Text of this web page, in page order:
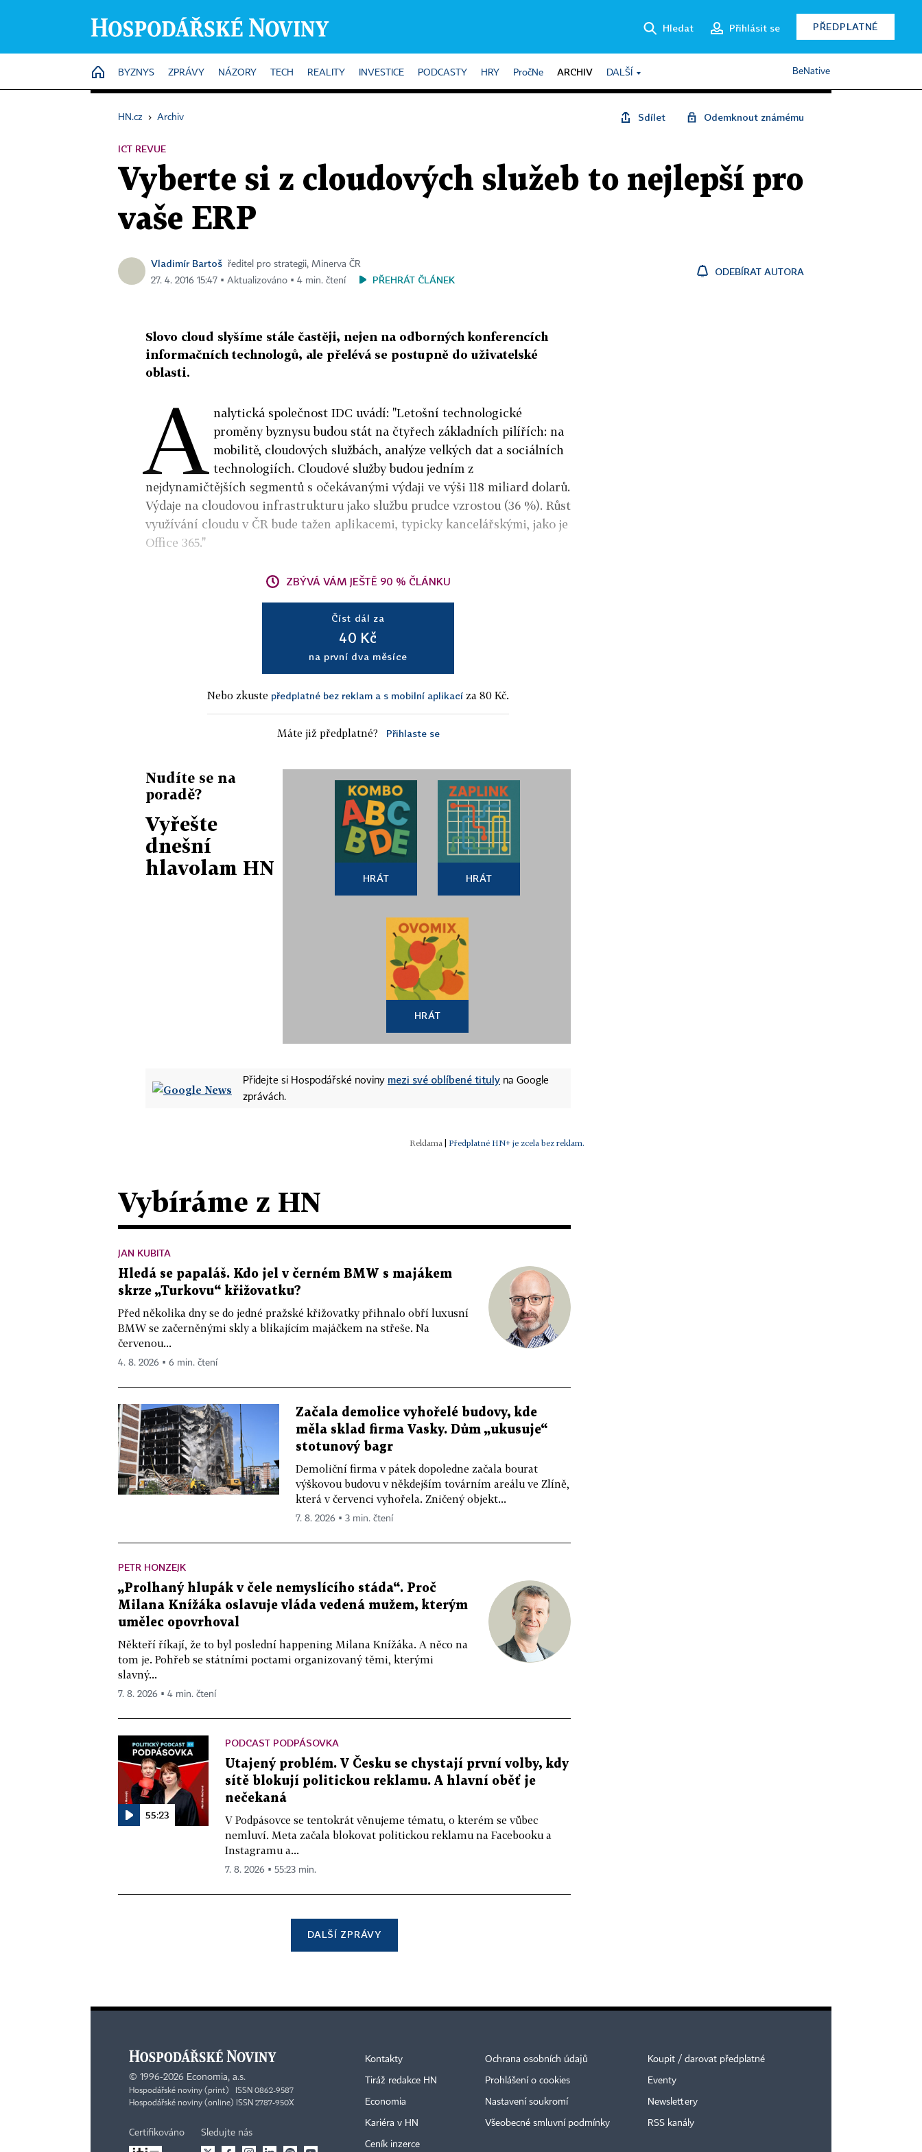
Hledat Přihlásit se PŘEDPLATNÉ
HOME
BYZNYS ZPRÁVY NÁZORY TECH REALITY INVESTICE PODCASTY HRY PročNe ARCHIV DALŠÍ BeNative
HN.cz › Archiv Sdílet Odemknout známému
ICT REVUE
Vyberte si z cloudových služeb to nejlepší pro
vaše ERP
Vladimír Bartoš
ředitel pro strategii, Minerva ČR
27. 4. 2016 15:47 ▪ Aktualizováno ▪ 4 min. čtení
PŘEHRÁT ČLÁNEK
ODEBÍRAT AUTORA
Slovo cloud slyšíme stále častěji, nejen na odborných konferencích
informačních technologů, ale přelévá se postupně do uživatelské
oblasti.
A nalytická společnost IDC uvádí: "Letošní technologické
proměny byznysu budou stát na čtyřech základních pilířích: na
mobilitě, cloudových službách, analýze velkých dat a sociálních
technologiích. Cloudové služby budou jedním z
nejdynamičtějších segmentů s očekávanými výdaji ve výši 118 miliard dolarů.
Výdaje na cloudovou infrastrukturu jako službu prudce vzrostou (36 %). Růst
využívání cloudu v ČR bude tažen aplikacemi, typicky kancelářskými, jako je
Office 365."
ZBÝVÁ VÁM JEŠTĚ 90 % ČLÁNKU
Číst dál za
40 Kč
na první dva měsíce
Nebo zkuste předplatné bez reklam a s mobilní aplikací za 80 Kč.
Máte již předplatné? Přihlaste se
Nudíte se na
poradě?
Vyřešte
dnešní
hlavolam HN
HRÁT HRÁT
HRÁT
Přidejte si Hospodářské noviny mezi své oblíbené tituly na Google
zprávách.
Předplatné HN+ je zcela bez reklam.
Vybíráme z HN
JAN KUBITA
Hledá se papaláš. Kdo jel v černém BMW s majákem
skrze „Turkovu“ křižovatku?
Před několika dny se do jedné pražské křižovatky přihnalo obří luxusní
BMW se začerněnými skly a blikajícím majáčkem na střeše. Na
červenou...
4. 8. 2026 ▪ 6 min. čtení
Začala demolice vyhořelé budovy, kde
měla sklad firma Vasky. Dům „ukusuje“
stotunový bagr
Demoliční firma v pátek dopoledne začala bourat
výškovou budovu v někdejším továrním areálu ve Zlíně,
která v červenci vyhořela. Zničený objekt...
7. 8. 2026 ▪ 3 min. čtení
PETR HONZEJK
„Prolhaný hlupák v čele nemyslícího stáda“. Proč
Milana Knížáka oslavuje vláda vedená mužem, kterým
umělec opovrhoval
Někteří říkají, že to byl poslední happening Milana Knížáka. A něco na
tom je. Pohřeb se státními poctami organizovaný těmi, kterými
slavný...
7. 8. 2026 ▪ 4 min. čtení
55:23
PODCAST PODPÁSOVKA
Utajený problém. V Česku se chystají první volby, kdy
sítě blokují politickou reklamu. A hlavní oběť je
nečekaná
V Podpásovce se tentokrát věnujeme tématu, o kterém se vůbec
nemluví. Meta začala blokovat politickou reklamu na Facebooku a
Instagramu a...
7. 8. 2026 ▪ 55:23 min.
DALŠÍ ZPRÁVY
© 1996-2026 Economia, a.s.
Hospodářské noviny (print) ISSN 0862-9587
Hospodářské noviny (online) ISSN 2787-950X
Certifikováno Sledujte nás
Kontakty
Tiráž redakce HN
Economia
Kariéra v HN
Ceník inzerce
Ochrana osobních údajů
Prohlášení o cookies
Nastavení soukromí
Všeobecné smluvní podmínky
Koupit / darovat předplatné
Eventy
Newslettery
RSS kanály